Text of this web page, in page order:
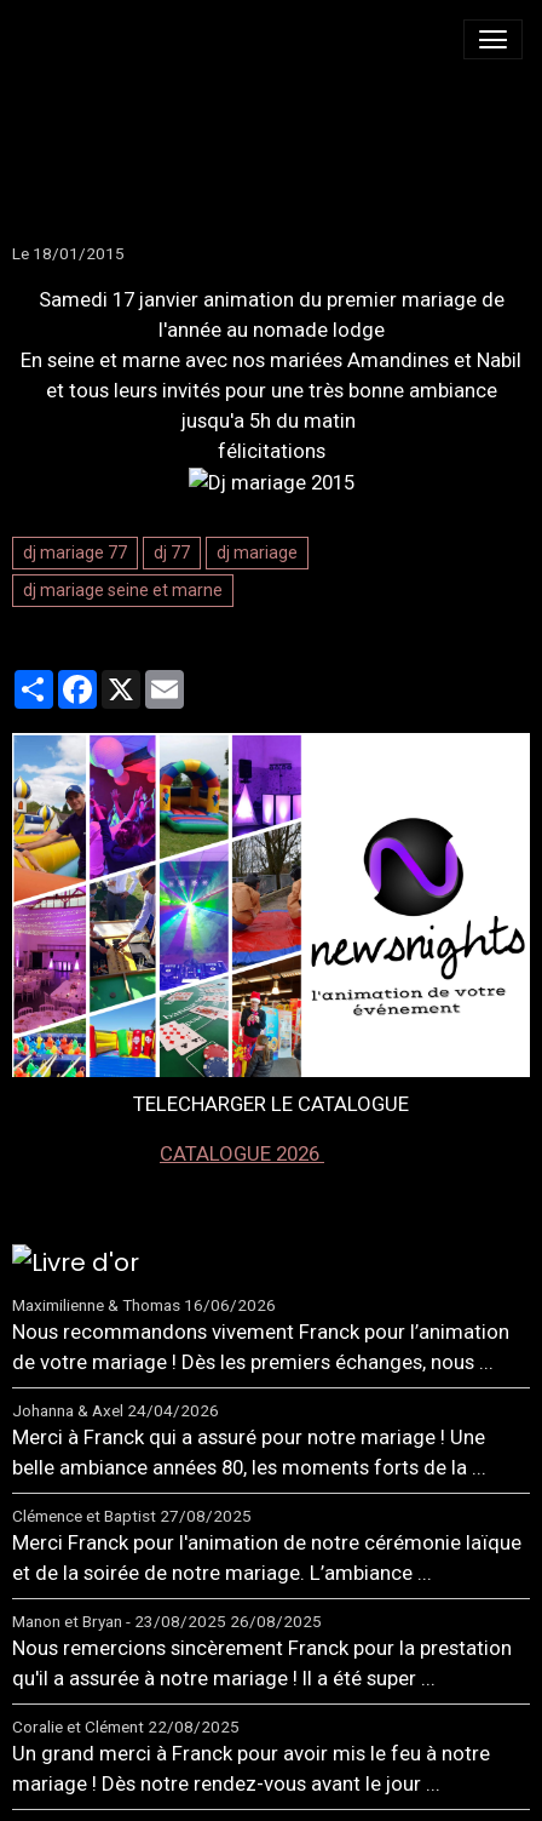
Le 18/01/2015
Samedi 17 janvier animation du premier mariage de
l'année au nomade lodge
En seine et marne avec nos mariées Amandines et Nabil
et tous leurs invités pour une très bonne ambiance
jusqu'a 5h du matin
félicitations
dj mariage 77 dj 77
dj mariage
dj mariage seine et marne
PartagerFacebook
X
TELECHARGER LE CATALOGUE
CATALOGUE 2026
Maximilienne & Thomas 16/06/2026
Nous recommandons vivement Franck pour l’animation
de votre mariage ! Dès les premiers échanges, nous ...
Johanna & Axel 24/04/2026
Merci à Franck qui a assuré pour notre mariage ! Une
belle ambiance années 80, les moments forts de la ...
Clémence et Baptist 27/08/2025
Merci Franck pour l'animation de notre cérémonie laïque
et de la soirée de notre mariage. L’ambiance ...
Manon et Bryan - 23/08/2025 26/08/2025
Nous remercions sincèrement Franck pour la prestation
qu'il a assurée à notre mariage ! Il a été super ...
Coralie et Clément 22/08/2025
Un grand merci à Franck pour avoir mis le feu à notre
mariage ! Dès notre rendez-vous avant le jour ...